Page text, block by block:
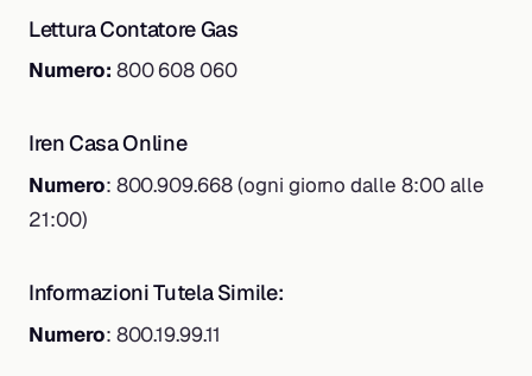
Lettura Contatore Gas
Numero: 800 608 060
Iren Casa Online
Numero: 800.909.668 (ogni giorno dalle 8:00 alle
21:00)
Informazioni Tutela Simile:
Numero: 800.19.99.11